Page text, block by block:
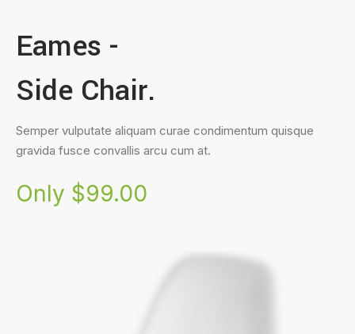
Eames -
Side Chair.
Semper vulputate aliquam curae condimentum quisque
gravida fusce convallis arcu cum at.
Only $99.00